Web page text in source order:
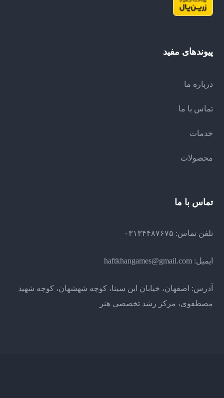
پیوندهای مفید
درباره ما
تماس با ما
خدمات
محصولات
تماس با ما
تلفن تماس: ۰۳۱۳۴۴۸۷۶۷۵
ایمیل:haftkhangames@gmail.com
آدرس: اصفهان، خیابان ابن سینا، کوچه شهشهان، کوچه شهید
مصطفوی، مرکز رشد تخصصی هنر